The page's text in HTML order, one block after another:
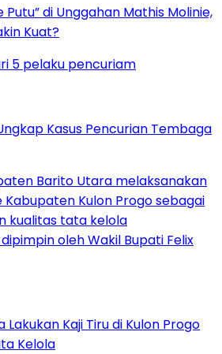
Putu” di Unggahan Mathis Molinie,
Kuat?
Kasus Pencurian Tembaga
Kaji Tiru di Kulon Progo
Kelola